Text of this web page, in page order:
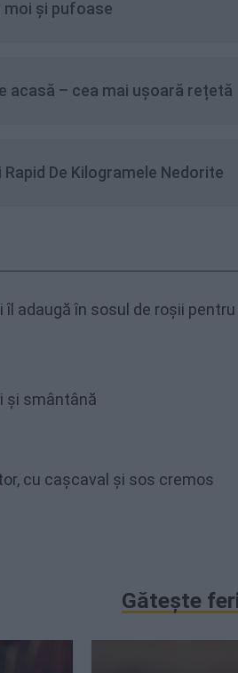
moi și pufoase
acasă – cea mai ușoară rețetă
Rapid De Kilogramele Nedorite
adaugă în sosul de roșii pentru
și smântână
cu cașcaval și sos cremos
Gătește